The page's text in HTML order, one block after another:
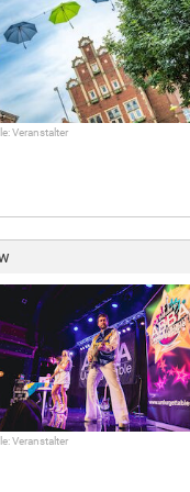
Veranstalter
Veranstalter